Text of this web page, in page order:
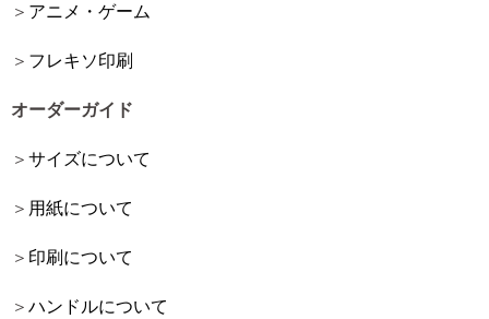
アニメ・ゲーム
フレキソ印刷
オーダーガイド
サイズについて
用紙について
印刷について
ハンドルについて